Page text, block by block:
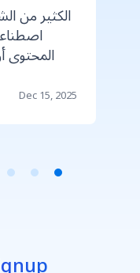
الكثير من
المحتوى
يحدّثون
الذكاء
ماذا يفعل
Dec 15, 2025